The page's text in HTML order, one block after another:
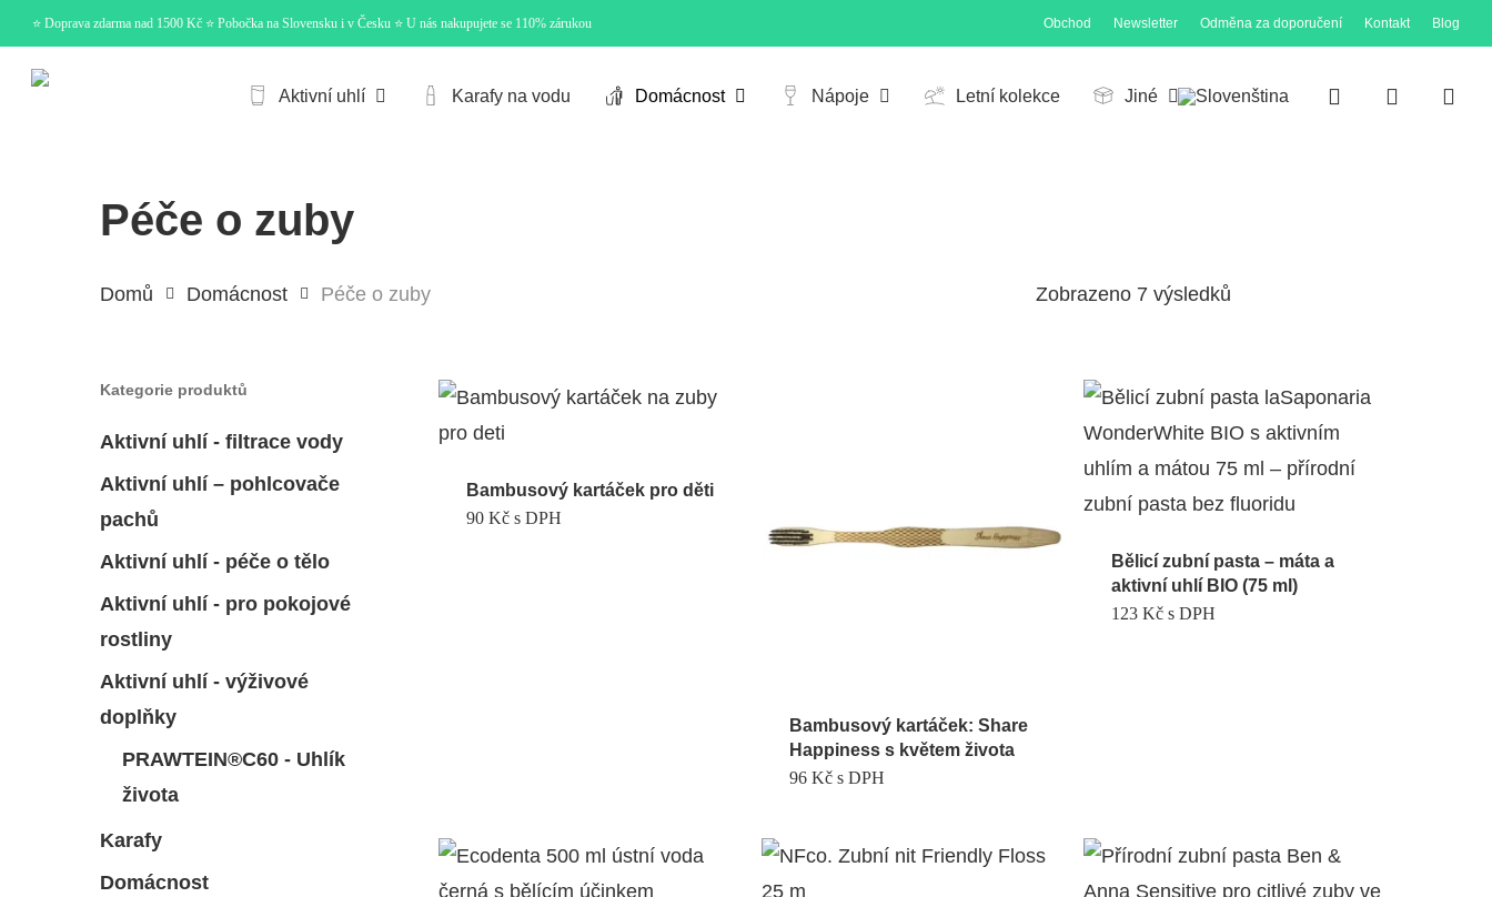
Skip
to
main
⭐ Doprava zdarma nad 1500 Kč ⭐ Pobočka na Slovensku i v Česku ⭐ U nás nakupujete se 110% zárukou Obchod Newsletter Odměna za doporučení Kontakt Blog
Aktivní uhlí Karafy na vodu Domácnost Nápoje Letní kolekce Jiné search account
Cart Close
Péče o zuby
Zobrazeno 7 výsledků
Domů Domácnost Péče o zuby
Kategorie produktů
Aktivní uhlí - filtrace vody
Aktivní uhlí – pohlcovače
pachů
Aktivní uhlí - péče o tělo
Aktivní uhlí - pro pokojové
rostliny
Aktivní uhlí - výživové
doplňky
PRAWTEIN®C60 - Uhlík
života
Karafy
Domácnost
Bambusový kartáček pro děti
90Kč s DPH
Bambusový kartáček: Share
Happiness s květem života
96 Kč s DPH
Bělicí zubní pasta – máta a
aktivní uhlí BIO (75 ml)
123Kč s DPH